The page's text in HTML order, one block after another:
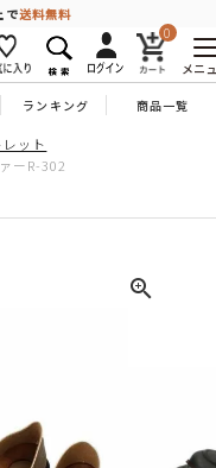
で送料無料
0
メニ
ランキング 商品一覧
ット
ーR-302
ーカー